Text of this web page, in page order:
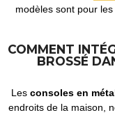
modèles sont pour
COMMENT
BROSSÉ
Les consoles en
endroits de la maison,